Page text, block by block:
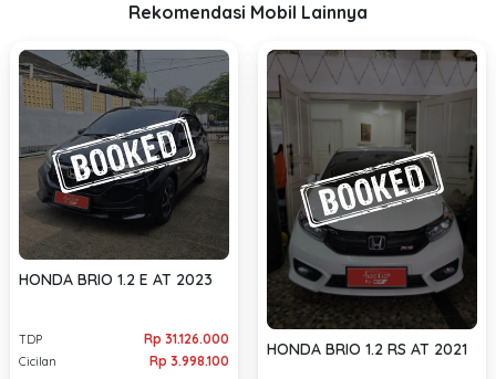
Rekomendasi Mobil Lainnya
HONDA BRIO 1.2 E AT 2023
TDP Rp 31.126.000
Cicilan
Rp 3.998.100
HONDA BRIO 1.2 RS AT 2021